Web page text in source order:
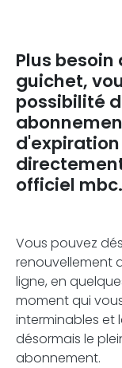
Plus
guichet,
possibilité
officiel
Vous pouvez
renouvellement
ligne, en
moment qui
interminables et
désormais le
abonnement.